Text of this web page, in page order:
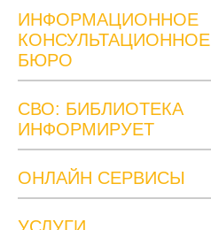
ИНФОРМАЦИОННОЕ
КОНСУЛЬТАЦИОННОЕ
БЮРО
СВО: БИБЛИОТЕКА
ИНФОРМИРУЕТ
ОНЛАЙН СЕРВИСЫ